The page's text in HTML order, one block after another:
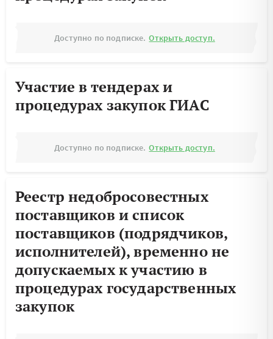
Доступно по подписке. Открыть доступ.
Участие в тендерах и
процедурах закупок ГИАС
Доступно по подписке. Открыть доступ.
Реестр недобросовестных
поставщиков и список
поставщиков (подрядчиков,
исполнителей), временно не
допускаемых к участию в
процедурах государственных
закупок